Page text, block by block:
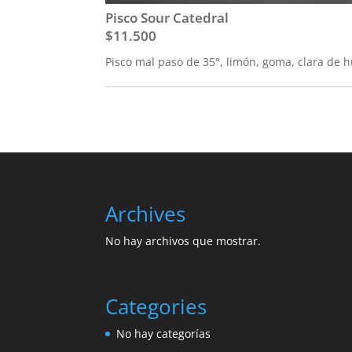
Pisco Sour Catedral
$11.500
Pisco mal paso de 35°, limón, goma, clara de
Archives
No hay archivos que mostrar.
Categories
No hay categorías